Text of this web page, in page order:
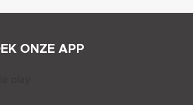
ONZE APP